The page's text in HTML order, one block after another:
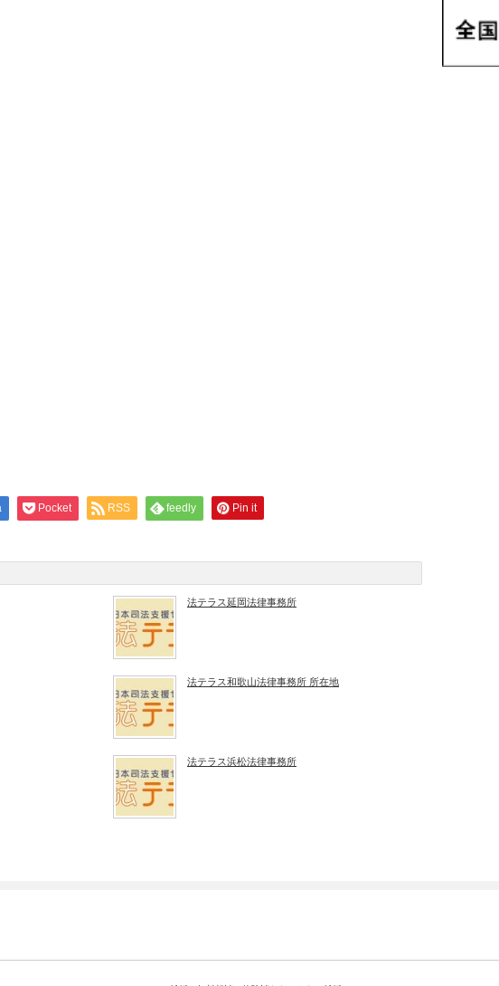
Pocket RSS feedly Pin it
法テラス延岡法律事務所
法テラス和歌山法律事務所 所在地
法テラス浜松法律事務所